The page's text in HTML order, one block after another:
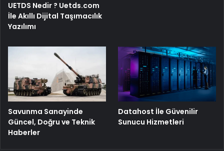
UETDS Nedir ? Uetds.com
İle Akıllı Dijital Taşımacılık
Yazılımı
Savunma Sanayinde
Güncel, Doğru ve Teknik
Haberler
Datahost İle Güvenilir
Sunucu Hizmetleri